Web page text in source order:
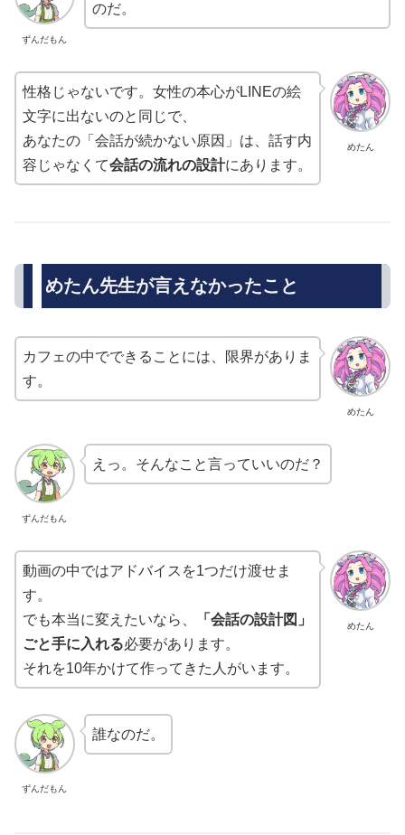
ずんだもん
のだ。
めたん
性格じゃないです。女性の本心がLINEの絵
文字に出ないのと同じで、
あなたの「会話が続かない原因」は、話す内
容じゃなくて会話の流れの設計にあります。
めたん先生が言えなかったこと
めたん
カフェの中でできることには、限界がありま
す。
ずんだもん
えっ。そんなこと言っていいのだ？
めたん
動画の中ではアドバイスを1つだけ渡せま
す。
でも本当に変えたいなら、
「会話の設計図」
ごと手に入れる必要があります。
それを10年かけて作ってきた人がいます。
ずんだもん
誰なのだ。